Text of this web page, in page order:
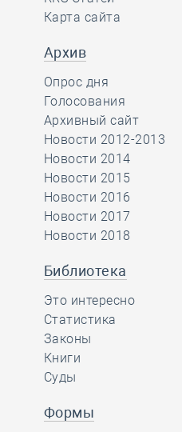
Карта сайта
Архив
Опрос дня
Голосования
Архивный сайт
Новости 2012-2013
Новости 2014
Новости 2015
Новости 2016
Новости 2017
Новости 2018
Библиотека
Это интересно
Статистика
Законы
Книги
Суды
Формы